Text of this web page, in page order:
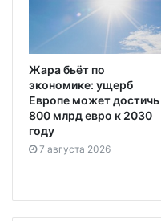
Жара бьёт по
экономике: ущерб
Европе может достичь
800 млрд евро к 2030
году
7 августа 2026